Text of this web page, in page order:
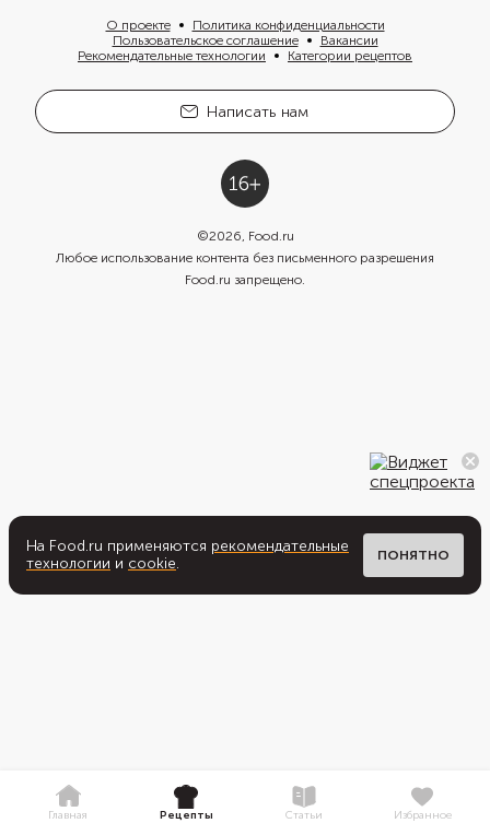
На Food.ru применяются рекомендательные
технологии и cookie. ПОНЯТНО
Главная Рецепты Статьи Избранное